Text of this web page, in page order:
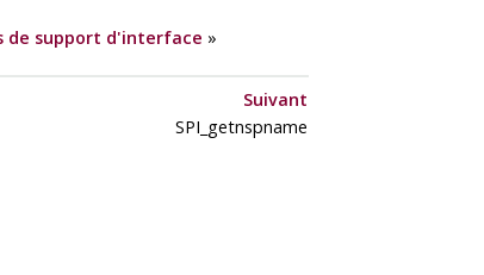
de support d'interface »
Suivant
SPI_getnspname